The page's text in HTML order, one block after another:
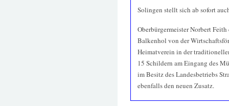
Solingen stellt sich ab sofort
Oberbürgermeister Norbert
Balkenhol von der
Heimatverein in der
15 Schildern am Eingang des
im Besitz des Landesbetriebs
ebenfalls den neuen Zusatz.